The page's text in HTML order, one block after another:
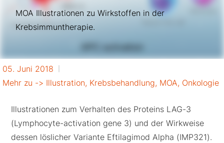
MOA Illustrationen zu Wirkstoffen in der
Krebsimmuntherapie.
05. Juni 2018
Mehr zu -> Illustration, Krebsbehandlung, MOA, Onkologie
Illustrationen zum Verhalten des Proteins LAG-3
(Lymphocyte-activation gene 3) und der Wirkweise
dessen löslicher Variante Eftilagimod Alpha (IMP321).